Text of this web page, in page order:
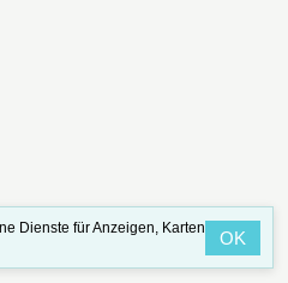
Dienste für Anzeigen, Karten
OK